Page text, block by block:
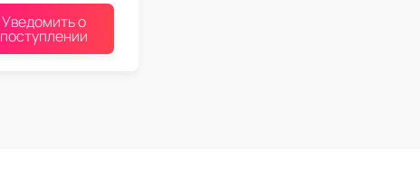
Уведомить о
поступлении